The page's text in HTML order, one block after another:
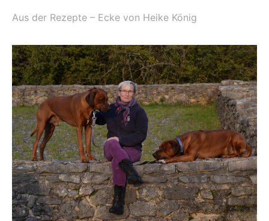
Aus der Rezepte – Ecke von Heike König